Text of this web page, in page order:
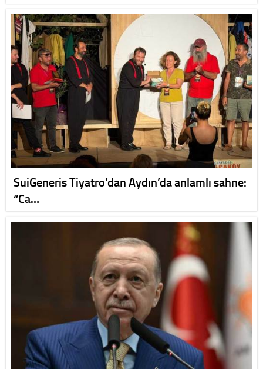
SuiGeneris Tiyatro’dan Aydın’da anlamlı sahne:
“Ca…